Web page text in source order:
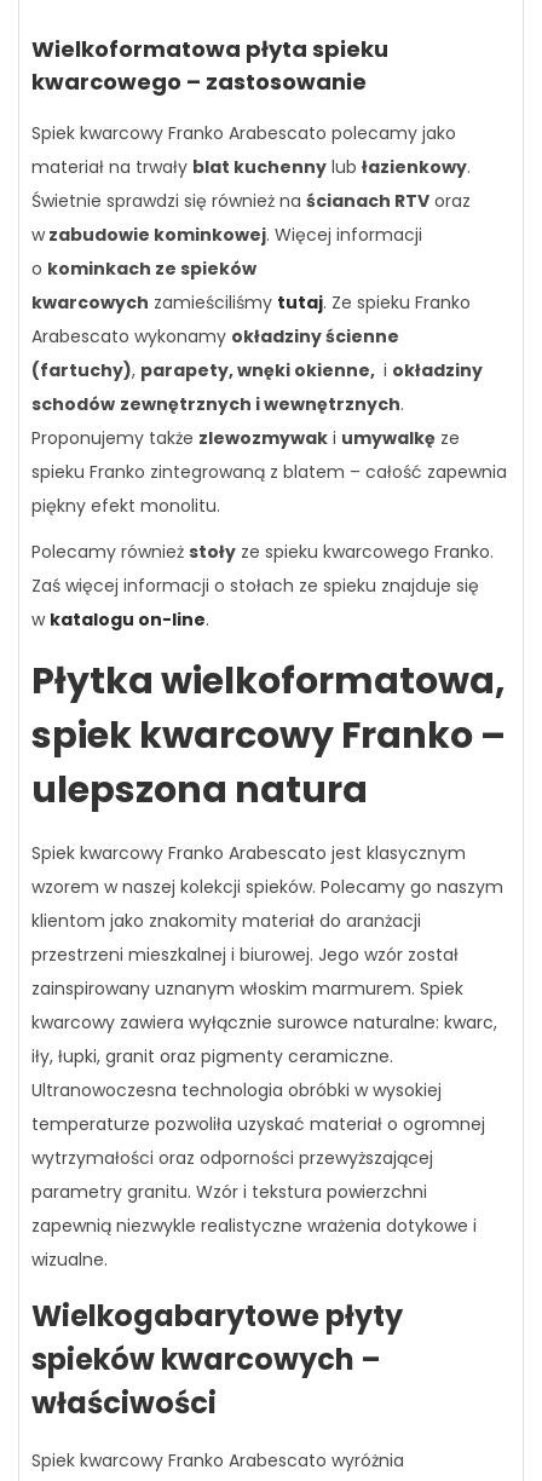
Wielkoformatowa płyta spieku
kwarcowego – zastosowanie
Spiek kwarcowy Franko Arabescato polecamy jako
materiał na trwały blat kuchenny lub łazienkowy.
Świetnie sprawdzi się również na ścianach RTV oraz
wzabudowie kominkowej. Więcej informacji
o kominkach ze spieków
kwarcowych zamieściliśmy tutaj. Ze spieku Franko
Arabescato wykonamy okładziny ścienne
(fartuchy), parapety, wnęki okienne, i okładziny
schodów zewnętrznych i wewnętrznych.
Proponujemy także zlewozmywak i umywalkę ze
spieku Franko zintegrowaną z blatem – całość zapewnia
piękny efekt monolitu.
Polecamy również stoły ze spieku kwarcowego Franko.
Zaś więcej informacji o stołach ze spieku znajduje się
w katalogu on-line.
Płytka wielkoformatowa,
spiek kwarcowy Franko –
ulepszona natura
Spiek kwarcowy Franko Arabescato jest klasycznym
wzorem w naszej kolekcji spieków. Polecamy go naszym
klientom jako znakomity materiał do aranżacji
przestrzeni mieszkalnej i biurowej. Jego wzór został
zainspirowany uznanym włoskim marmurem. Spiek
kwarcowy zawiera wyłącznie surowce naturalne: kwarc,
iły, łupki, granit oraz pigmenty ceramiczne.
Ultranowoczesna technologia obróbki w wysokiej
temperaturze pozwoliła uzyskać materiał o ogromnej
wytrzymałości oraz odporności przewyższającej
parametry granitu. Wzór i tekstura powierzchni
zapewnią niezwykle realistyczne wrażenia dotykowe i
wizualne.
Wielkogabarytowe płyty
spieków kwarcowych –
właściwości
Spiek kwarcowy Franko Arabescato wyróżnia